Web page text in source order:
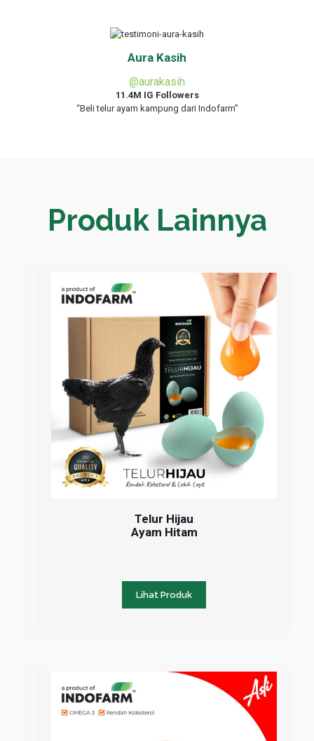
Aura Kasih
@aurakasih
11.4M IG Followers
“Beli telur ayam kampung dari Indofarm”
Produk Lainnya
Telur Hijau
Ayam Hitam
Lihat Produk